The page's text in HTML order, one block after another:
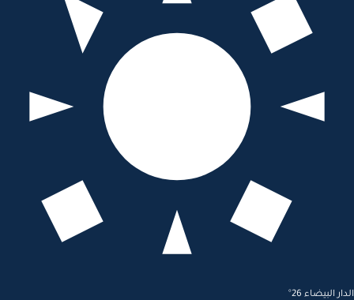
الدار البيضاء 26°